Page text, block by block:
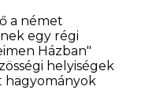
a német
egy régi
Házban"
helyiségek
hagyományok